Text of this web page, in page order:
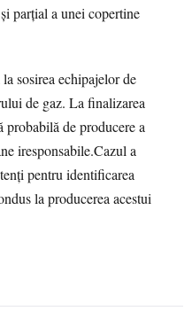
parţial a unei copertine
sosirea echipajelor de
de gaz. La finalizarea
probabilă de producere a
iresponsabile.Cazul a
pentru identificarea
la producerea acestui